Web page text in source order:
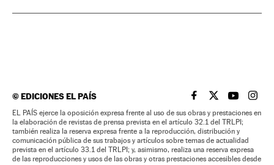
©EDICIONES EL PAÍS EL PAÍS BRASIL EN
EL PAÍSEL PAÍS
EL
EL PAÍS ejerce la oposición expresa frente al uso de sus obras y prestaciones en
la elaboración de revistas de prensa prevista en el artículo 32.1 del TRLPI;
también realiza la reserva expresa frente a la reproducción, distribución y
comunicación pública de sus trabajos y artículos sobre temas de actualidad
prevista en el artículo 33.1 del TRLPI; y, asimismo, realiza una reserva expresa
de las reproducciones y usos de las obras y otras prestaciones accesibles desde